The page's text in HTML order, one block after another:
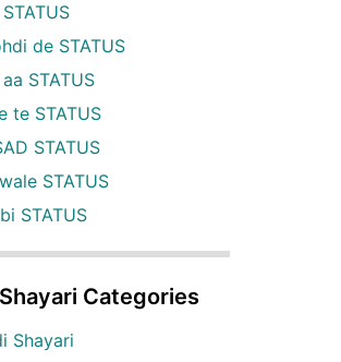
de STATUS
STATUS
te STATUS
STATUS
STATUS
STATUS
Categories
Shayari